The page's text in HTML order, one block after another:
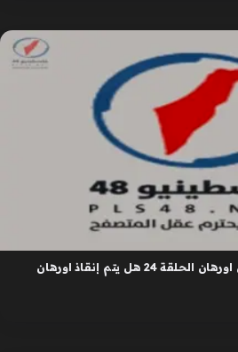
موعد عرض مسلسل المؤسس اورهان الحلقة 24 هل يتم إنقاذ اورهان